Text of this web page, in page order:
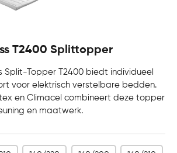
T2400 Splittopper
Split-Topper T2400 biedt individueel
voor elektrisch verstelbare bedden.
en Climacel combineert deze topper
en maatwerk.